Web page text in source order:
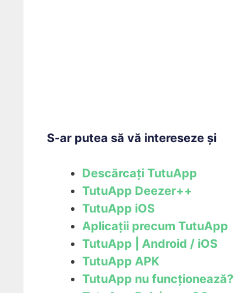
S-ar putea să vă intereseze și
Descărcați TutuApp
TutuApp Deezer++
TutuApp iOS
Aplicații precum TutuApp
TutuApp | Android / iOS
TutuApp APK
TutuApp nu funcționează?